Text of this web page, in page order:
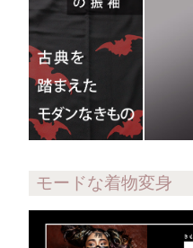
モードな着物変身